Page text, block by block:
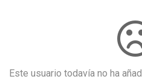
Este usuario todavía no ha